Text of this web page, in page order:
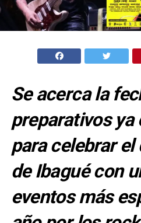
Se acerca la
preparativos ya
para celebrar
de Ibagué con
eventos más